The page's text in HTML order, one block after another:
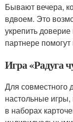
Бывают вечера,
вдвоем. Это
укрепить
партнере
Игра «Радуга
Для совместного
настольные игры,
в наборах